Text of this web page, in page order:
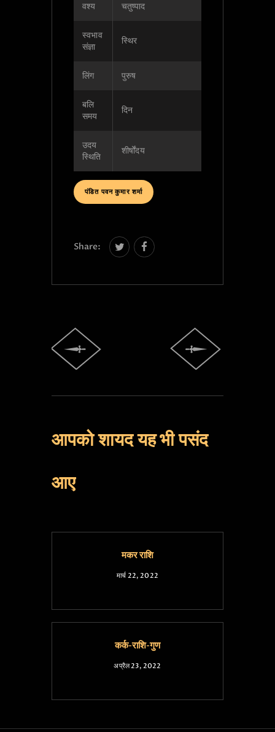
वश्य चतुष्पाद
स्वभाव
संज्ञा
स्थिर
लिंग पुरुष
बलि
समय
दिन
उदय
स्थिति
शीर्षोंदय
पंडित पवन कुमार शर्मा
Share:
आपको शायद यह भी पसंद
आए
मकर राशि
मार्च 22, 2022
कर्क-राशि-गुण
अप्रैल 23, 2022